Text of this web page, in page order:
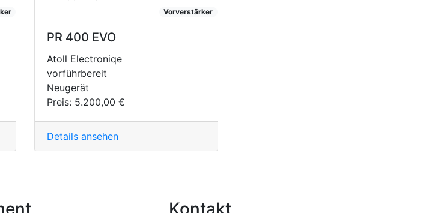
Vorverstärker
PR 400 EVO
Atoll Electroniqe
vorführbereit
Neugerät
Preis: 5.200,00 €
Details ansehen